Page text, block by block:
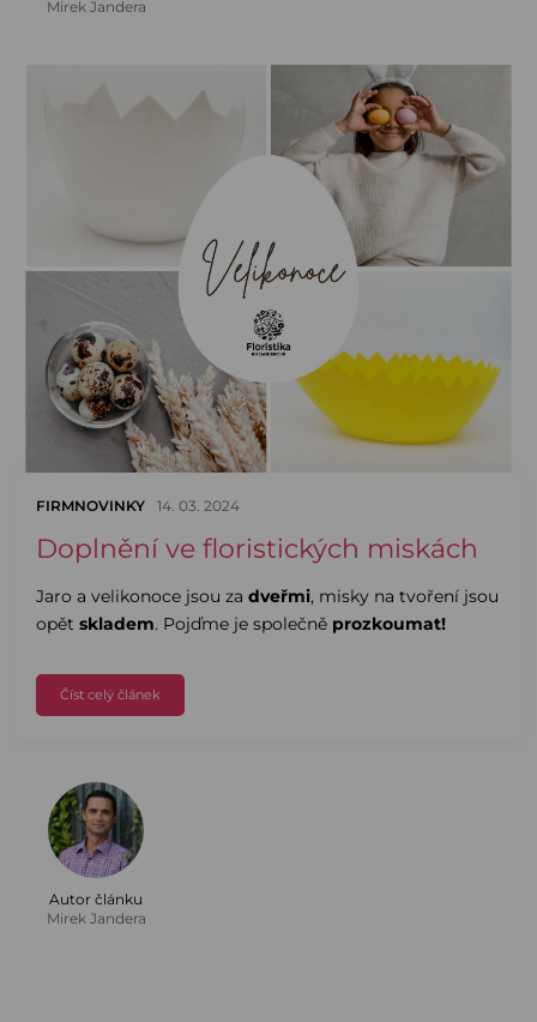
Mirek Jandera
FIRMNOVINKY 14. 03. 2024
Doplnění ve floristických miskách
Jaro a velikonoce jsou za dveřmi, misky na tvoření jsou
opět skladem. Pojďme je společně prozkoumat!
Číst celý článek
Autor článku
Mirek Jandera